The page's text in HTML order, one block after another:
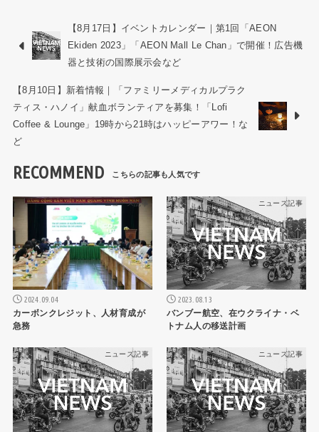
【8月17日】イベントカレンダー｜第1回「AEON
Ekiden 2023」「AEON Mall Le Chan」で開催！広告機
器と技術の国際展示会など
【8月10日】新着情報｜「ファミリーメディカルプラク
ティス・ハノイ」献血ボランティアを募集！「Lofi
Coffee & Lounge」19時から21時はハッピーアワー！な
ど
RECOMMEND
ニュース記事
2024.09.04
カーボンクレジット、人材育成が
急務
ニュース記事
2023.08.13
バンブー航空、在ウクライナ・ベ
トナム人の移送計画
ニュース記事 ニュース記事